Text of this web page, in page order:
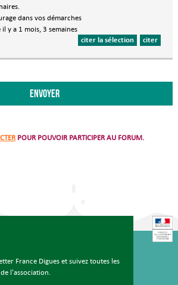
dans vos démarches
y a 1 mois, 3 semaines
citer
citer la sélection
POUR POUVOIR PARTICIPER AU FORUM.
France Digues et suivez toutes les
l'association.